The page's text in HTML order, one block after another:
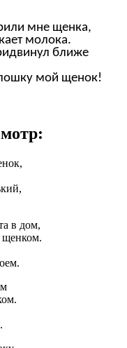
мне щенка,
молока.
ближе
мой щенок!
в дом,